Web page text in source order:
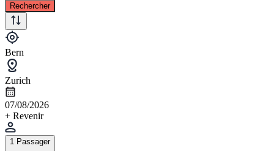
Rechercher
Bern
Zurich
07/08/2026
+ Revenir
1 Passager